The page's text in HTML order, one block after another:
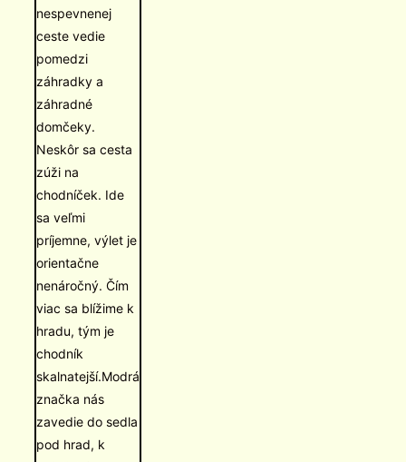
nespevnenej
ceste vedie
pomedzi
záhradky a
záhradné
domčeky.
Neskôr sa cesta
zúži na
chodníček. Ide
sa veľmi
príjemne, výlet je
orientačne
nenáročný. Čím
viac sa blížime k
hradu, tým je
chodník
skalnatejší.Modrá
značka nás
zavedie do sedla
pod hrad, k